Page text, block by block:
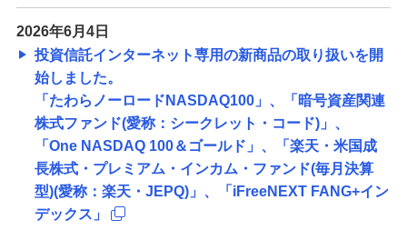
2026年6月4日
投資信託インターネット専用の新商品の取り扱いを開
始しました。
「たわらノーロードNASDAQ100」、「暗号資産関連
株式ファンド(愛称：シークレット・コード)」、
「One NASDAQ 100＆ゴールド」、「楽天・米国成
長株式・プレミアム・インカム・ファンド(毎月決算
型)(愛称：楽天・JEPQ)」、「iFreeNEXT FANG+イン
デックス」